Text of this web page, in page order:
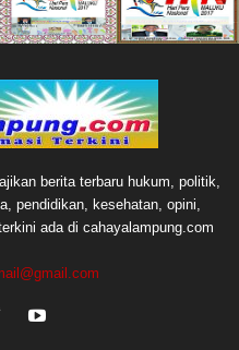
berita terbaru hukum, politik,
pendidikan, kesehatan, opini,
ada di cahayalampung.com